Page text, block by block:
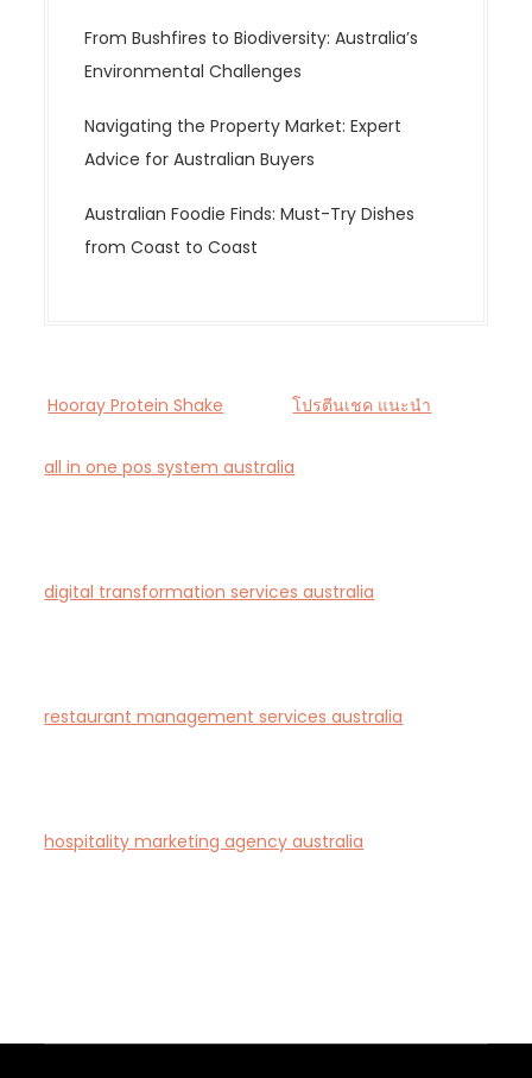
From Bushfires to Biodiversity: Australia’s
Environmental Challenges
Navigating the Property Market: Expert
Advice for Australian Buyers
Australian Foodie Finds: Must-Try Dishes
from Coast to Coast
Hooray Protein Shake โปรตีนเชค แนะนำ
all in one pos system australia
digital transformation services australia
restaurant management services australia
hospitality marketing agency australia